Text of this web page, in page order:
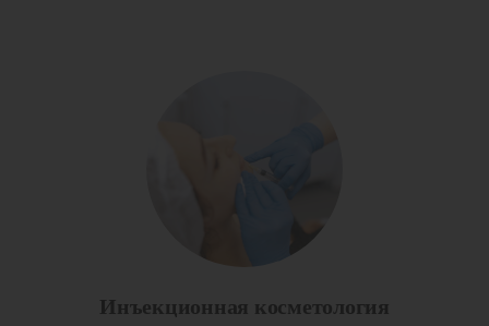
Инъекционная косметология